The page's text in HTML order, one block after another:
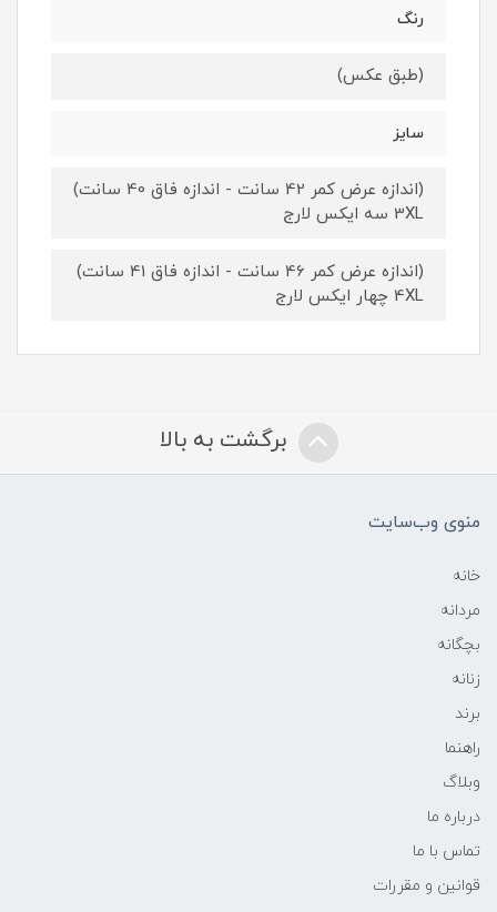
رنگ
(طبق عکس)
سایز
(اندازه عرض کمر 42 سانت - اندازه فاق 40 سانت)
3XL سه ایکس لارج
(اندازه عرض کمر 46 سانت - اندازه فاق 41 سانت)
4XL چهار ایکس لارج
برگشت به بالا
منوی وب‌سایت
خانه
مردانه
بچگانه
زنانه
برند
راهنما
وبلاگ
درباره ما
تماس با ما
قوانین و مقررات